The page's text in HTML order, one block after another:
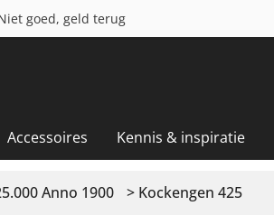
goed, geld terug
Accessoires Kennis & inspiratie
Anno 1900 > Kockengen 425